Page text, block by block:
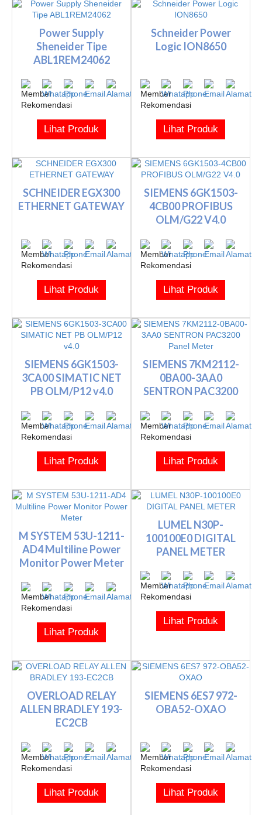
Power Supply
Sheneider Tipe
ABL1REM24062
Lihat Produk
Schneider Power
Logic ION8650
Lihat Produk
SCHNEIDER EGX300
ETHERNET GATEWAY
Lihat Produk
SIEMENS 6GK1503-
4CB00 PROFIBUS
OLM/G22 V4.0
Lihat Produk
SIEMENS 6GK1503-
3CA00 SIMATIC NET
PB OLM/P12 v4.0
Lihat Produk
SIEMENS 7KM2112-
0BA00-3AA0
SENTRON PAC3200
Lihat Produk
M SYSTEM 53U-1211-
AD4 Multiline Power
Monitor Power Meter
Lihat Produk
LUMEL N30P-
100100E0 DIGITAL
PANEL METER
Lihat Produk
OVERLOAD RELAY
ALLEN BRADLEY 193-
EC2CB
Lihat Produk
SIEMENS 6ES7 972-
OBA52-OXAO
Lihat Produk